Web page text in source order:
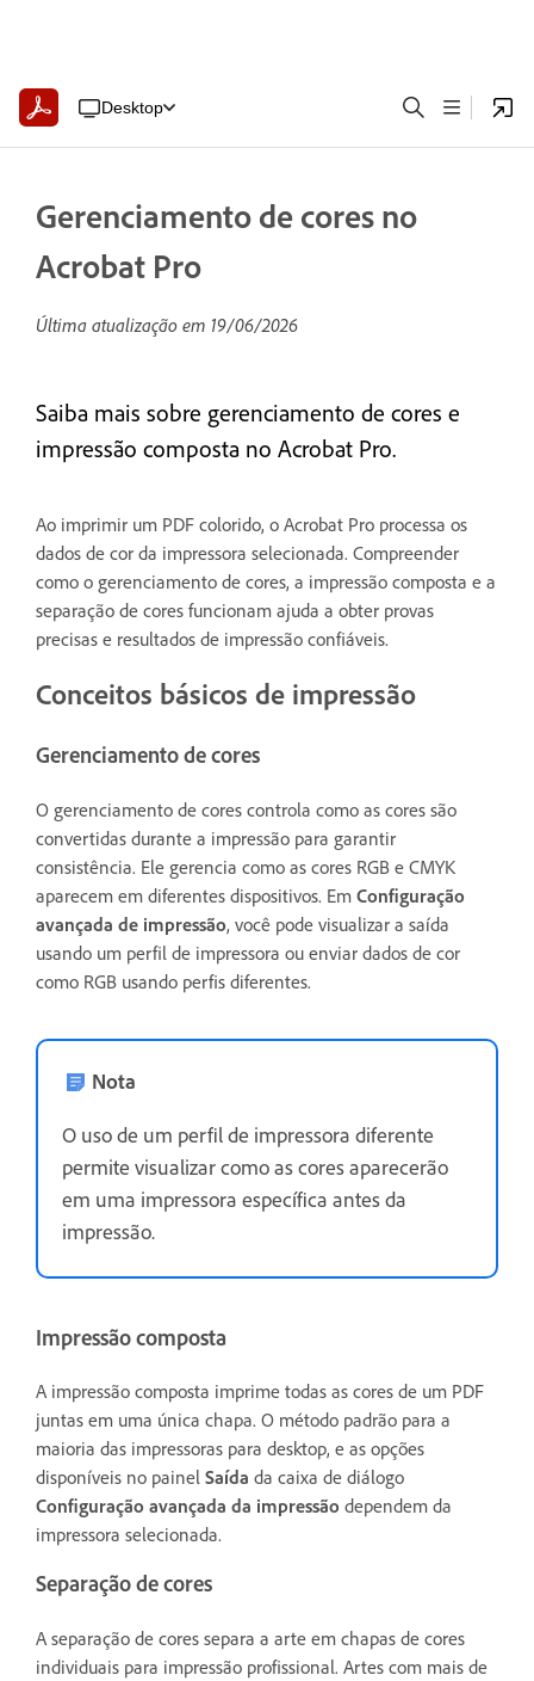
Desktop
Gerenciamento de cores no
Acrobat Pro
Última atualização em 19/06/2026
Saiba mais sobre gerenciamento de cores e
impressão composta no Acrobat Pro.
Ao imprimir um PDF colorido, o Acrobat Pro processa os
dados de cor da impressora selecionada. Compreender
como o gerenciamento de cores, a impressão composta e a
separação de cores funcionam ajuda a obter provas
precisas e resultados de impressão confiáveis.
Conceitos básicos de impressão
Gerenciamento de cores
O gerenciamento de cores controla como as cores são
convertidas durante a impressão para garantir
consistência. Ele gerencia como as cores RGB e CMYK
aparecem em diferentes dispositivos. Em Configuração
avançada de impressão, você pode visualizar a saída
usando um perfil de impressora ou enviar dados de cor
como RGB usando perfis diferentes.
Nota
O uso de um perfil de impressora diferente
permite visualizar como as cores aparecerão
em uma impressora específica antes da
impressão.
Impressão composta
A impressão composta imprime todas as cores de um PDF
juntas em uma única chapa. O método padrão para a
maioria das impressoras para desktop, e as opções
disponíveis no painel Saída da caixa de diálogo
Configuração avançada da impressão dependem da
impressora selecionada.
Separação de cores
A separação de cores separa a arte em chapas de cores
individuais para impressão profissional. Artes com mais de